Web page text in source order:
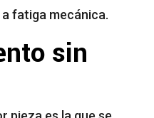
fatiga mecánica.
sin